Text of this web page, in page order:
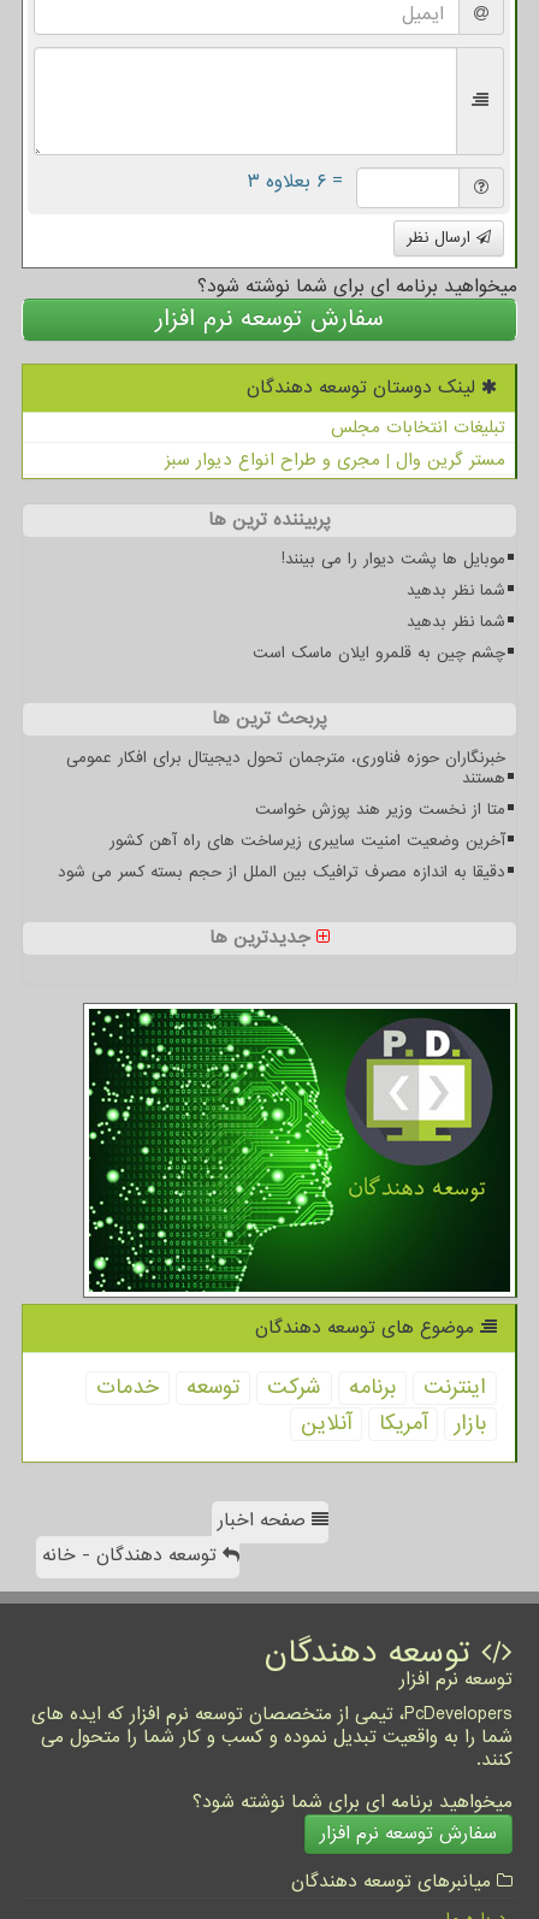
= ۶ بعلاوه ۳
ارسال نظر
میخواهید برنامه ای برای شما نوشته شود؟
سفارش توسعه نرم افزار
لینک دوستان توسعه دهندگان
تبلیغات انتخابات مجلس
مستر گرین وال | مجری و طراح انواع دیوار سبز
پربیننده ترین ها
موبایل ها پشت دیوار را می بینند!
شما نظر بدهید
شما نظر بدهید
چشم چین به قلمرو ایلان ماسک است
پربحث ترین ها
خبرنگاران حوزه فناوری، مترجمان تحول دیجیتال برای افکار عمومی
هستند
متا از نخست وزیر هند پوزش خواست
آخرین وضعیت امنیت سایبری زیرساخت های راه آهن کشور
دقیقا به اندازه مصرف ترافیک بین الملل از حجم بسته کسر می شود
جدیدترین ها
موضوع های توسعه دهندگان
اینترنت برنامه شركت توسعه
خدمات
بازار
آمریكا آنلاین
صفحه اخبار
توسعه دهندگان - خانه
توسعه دهندگان
توسعه نرم افزار
PcDevelopers، تیمی از متخصصان توسعه نرم افزار که ایده های
شما را به واقعیت تبدیل نموده و کسب و کار شما را متحول می
کنند.
میخواهید برنامه ای برای شما نوشته شود؟
سفارش توسعه نرم افزار
میانبرهای توسعه دهندگان